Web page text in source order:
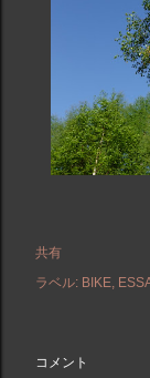
共有
ラベル: BIKE
コメント